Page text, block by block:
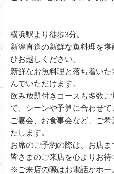
横浜駅より徒歩3分。
新潟直送の新鮮な魚料理を
ひお越しください。
新鮮なお魚料理と落ち着い
んでいただけます。
飲み放題付きコースも多数
で、シーンや予算に合わせて
ご宴会、お食事会など、ご
たします。
お席のご予約の際は、お店ま
皆さまのご来店を心よりお待
※ご来店の際はお電話かホー